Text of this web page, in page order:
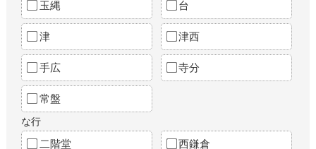
玉縄 台
津 津西
手広 寺分
常盤
な行
二階堂 西鎌倉